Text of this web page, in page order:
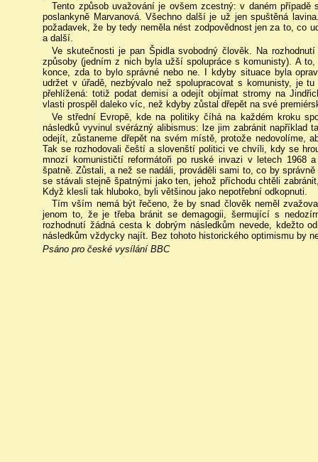
Tento způsob uvažování je ovšem zcestný: v daném případě
poslankyně Marvanová. Všechno další je už jen spuštěná
požadavek, že by tedy neměla nést zodpovědnost jen za to, co
a další.
Ve skutečnosti je pan Špidla svobodný člověk. Na
způsoby (jedním z nich byla užší spolupráce s komunisty). A
konce, zda to bylo správné nebo ne. I kdyby situace byla
udržet v úřadě, nezbývalo než spolupracovat s komunisty, je
přehlížená: totiž podat demisi a odejít objímat stromy na
vlasti prospěl daleko víc, než kdyby zůstal dřepět na své
Ve střední Evropě, kde na politiky číhá na každém kroku
následků vyvinul svérázný alibismus: lze jim zabránit například
odejít, zůstaneme dřepět na svém místě, protože nedovolíme,
Tak se rozhodovali čeští a slovenští politici ve chvíli, kdy se
mnozí komunističtí reformátoři po ruské invazi v letech 1968
špatně. Zůstali, a než se nadáli, prováděli sami to, co by
se stávali stejně špatnými jako ten, jehož příchodu chtěli
Když klesli tak hluboko, byli většinou jako nepotřební odkopnuti.
Tím vším nemá být řečeno, že by snad člověk neměl
jenom to, že je třeba bránit se demagogii, šermující s
rozhodnutí žádná cesta k dobrým následkům nevede, kdežto
následkům vždycky najít. Bez tohoto historického optimismu by
Psáno pro české vysílání BBC